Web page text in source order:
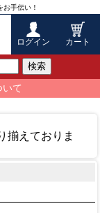
手伝い！
ログイン カート
検索
いて
揃えておりま